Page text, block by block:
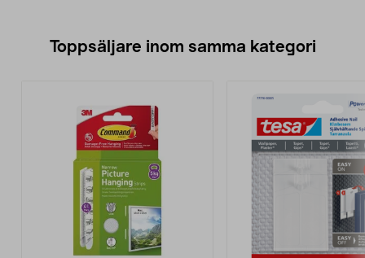
Toppsäljare inom samma kategori